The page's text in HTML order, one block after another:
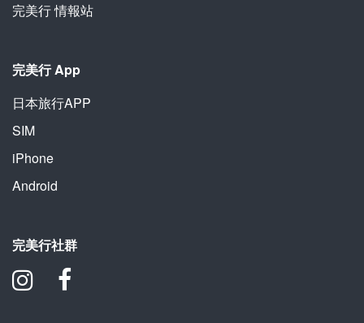
完美行 情報站
完美行 App
日本旅行APP
SIM
iPhone
Android
完美行社群